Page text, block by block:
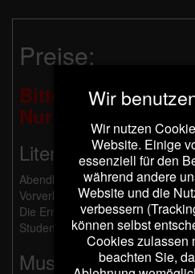
Preise:
Bitte beachten Sie:
Nur Barzahlung
Literarische
Abendkasse: 21 €, ermäßigt 11 €
Vorverkauf: 20 €, ermäßigt 10 €
Die Ermäßigung gilt für
Studenten und Besucher mit
Musikalische
Wir
Wir nutzen
Website. Einige
essenziell für den
während andere
Website und die
verbessern
können selbst
Cookies zulassen
beachten Sie,